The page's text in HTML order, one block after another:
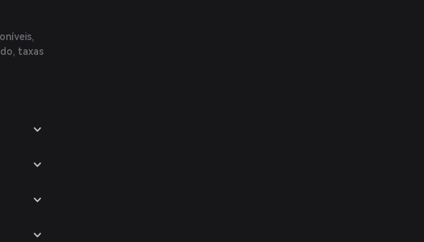
taxas